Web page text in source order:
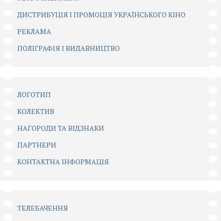
ДИСТРИБУЦІЯ І ПРОМОЦІЯ УКРАЇНСЬКОГО КІНО
РЕКЛАМА
ПОЛІГРАФІЯ І ВИДАВНИЦТВО
ЛОГОТИП
КОЛЕКТИВ
НАГОРОДИ ТА ВІДЗНАКИ
ПАРТНЕРИ
КОНТАКТНА ІНФОРМАЦІЯ
ТЕЛЕБАЧЕННЯ